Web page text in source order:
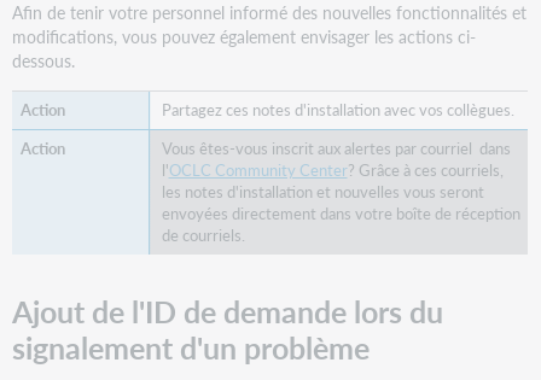
du
prêt
document
bouton
Demander
de
Afin de tenir votre personnel informé des nouvelles fonctionnalités et
modifications, vous pouvez également envisager les actions ci-
dessous.
Partagez ces notes d'installation avec vos collègues.
Vous êtes-vous inscrit aux alertes par courriel dans
l'OCLC Community Center? Grâce à ces courriels,
les notes d'installation et nouvelles vous seront
envoyées directement dans votre boîte de réception
de courriels.
Ajout de l'ID de demande lors du
signalement d'un problème